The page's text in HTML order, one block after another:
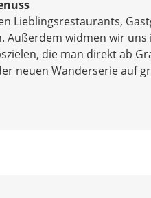
Lieblingsrestaurants,
Außerdem widmen wir
die man direkt ab
neuen Wanderserie auf